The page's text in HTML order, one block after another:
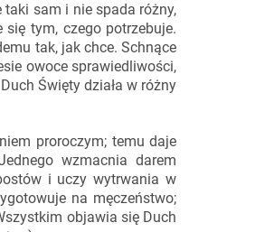
sam i nie spada różny,
tym, czego potrzebuje.
tak, jak chce. Schnące
owoce sprawiedliwości,
Święty działa w różny
proroczym; temu daje
wzmacnia darem
i uczy wytrwania w
na męczeństwo;
objawia się Duch